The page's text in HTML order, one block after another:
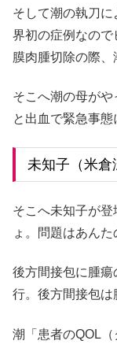
そして潮の執刀
界初の症例なの
膜肉腫切除の際、
そこへ潮の母が
と出血で緊急事態
未知子（米倉
そこへ未知子が
ょ。問題はあんた
後方間接包に腫
行。後方間接包は
潮「患者のQOL